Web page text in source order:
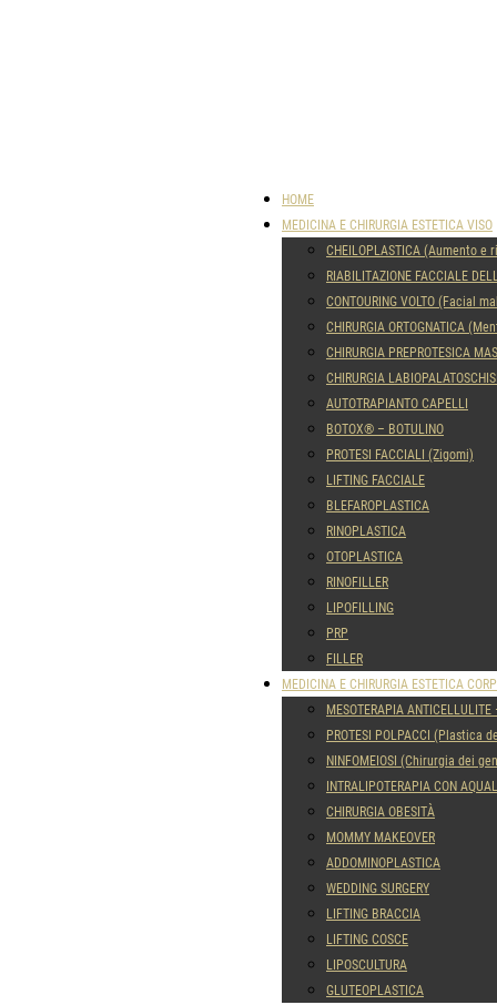
HOME
MEDICINA E CHIRURGIA ESTETICA VISO
CHEILOPLASTICA (Aumento
RIABILITAZIONE FACCIALE
CONTOURING VOLTO (Facial
CHIRURGIA ORTOGNATICA
CHIRURGIA PREPROTESICA
CHIRURGIA LABIOPALATOSCHISI
AUTOTRAPIANTO CAPELLI
BOTOX® – BOTULINO
PROTESI FACCIALI (Zigomi)
LIFTING FACCIALE
BLEFAROPLASTICA
RINOPLASTICA
OTOPLASTICA
RINOFILLER
LIPOFILLING
PRP
FILLER
MEDICINA E CHIRURGIA ESTETICA
MESOTERAPIA
PROTESI POLPACCI (Plastica
NINFOMEIOSI (Chirurgia dei
INTRALIPOTERAPIA CON
CHIRURGIA OBESITÀ
MOMMY MAKEOVER
ADDOMINOPLASTICA
WEDDING SURGERY
LIFTING BRACCIA
LIFTING COSCE
LIPOSCULTURA
GLUTEOPLASTICA